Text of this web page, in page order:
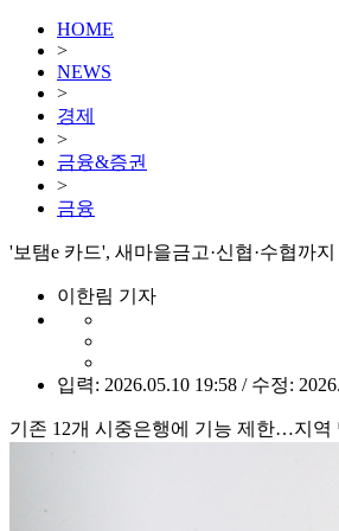
HOME
>
NEWS
>
경제
>
금융&증권
>
금융
'보탬e 카드', 새마을금고·신협·수협까
이한림 기자
입력: 2026.05.10 19:58 / 수정:
기존 12개 시중은행에 기능 제한…지역